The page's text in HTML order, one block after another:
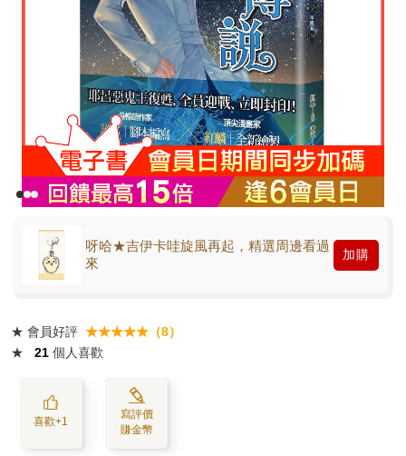
呀哈★吉伊卡哇旋風再起，精選周邊看過
來
加購
★ 會員好評 ★★★★★（8）
★
21 個人喜歡
喜歡+1
寫評價
賺金幣